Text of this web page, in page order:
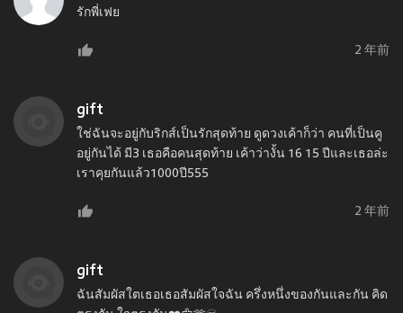
รักพี่เฟย
2 年前
gift
ใช่ฉันจะอยู่กับริกส์เป็นรักสุดท้าย ดูดวงเค้าก็ว่า คนที่เป็นคู
อยู่กันได้ มี3 เธอคือคนสุดท้าย เค้าว่างั้น 16 15 ปีและเธอล่ะ
เราคุยกันแล้ว1000ปี555
2 年前
gift
ฉันสัมผัสใตเธอเธอสัมผัสใจฉัน ครึ่งหนึ่งของกันและกัน คิด